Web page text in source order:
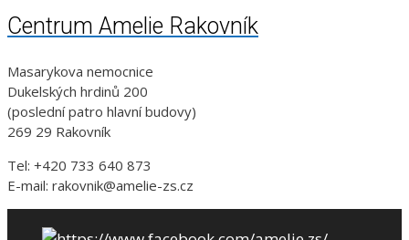
Centrum Amelie Rakovník
Masarykova nemocnice
Dukelských hrdinů 200
(poslední patro hlavní budovy)
269 29 Rakovník
Tel: +420 733 640 873
E-mail: rakovnik@amelie-zs.cz